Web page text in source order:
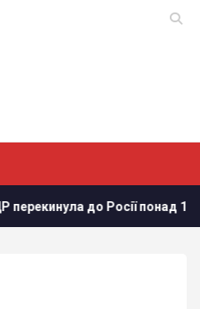
понад 100 ракет: в ISW